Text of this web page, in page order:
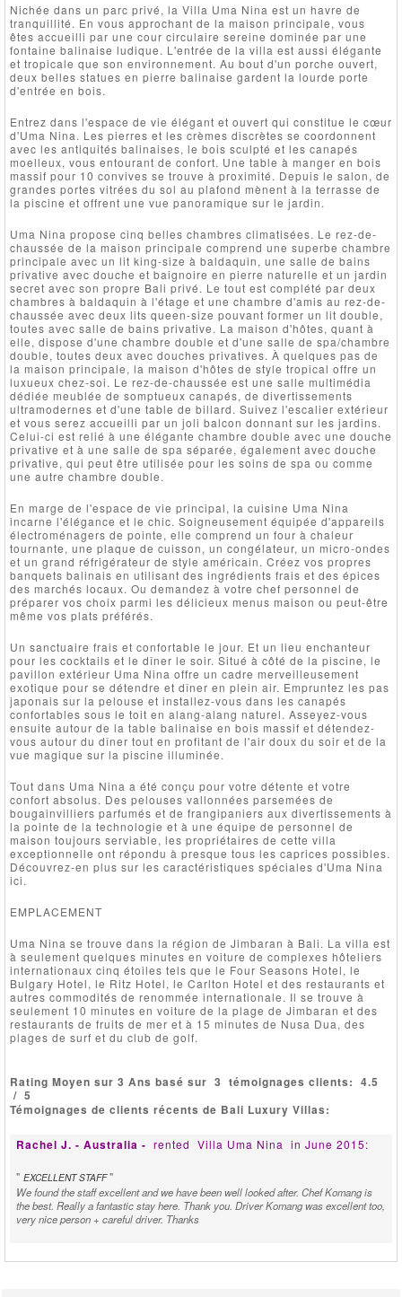
Nichée dans un parc privé, la Villa Uma Nina est un havre de
tranquillité. En vous approchant de la maison principale, vous
êtes accueilli par une cour circulaire sereine dominée par une
fontaine balinaise ludique. L'entrée de la villa est aussi élégante
et tropicale que son environnement. Au bout d'un porche ouvert,
deux belles statues en pierre balinaise gardent la lourde porte
d'entrée en bois.
Entrez dans l'espace de vie élégant et ouvert qui constitue le cœur
d'Uma Nina. Les pierres et les crèmes discrètes se coordonnent
avec les antiquités balinaises, le bois sculpté et les canapés
moelleux, vous entourant de confort. Une table à manger en bois
massif pour 10 convives se trouve à proximité. Depuis le salon, de
grandes portes vitrées du sol au plafond mènent à la terrasse de
la piscine et offrent une vue panoramique sur le jardin.
Uma Nina propose cinq belles chambres climatisées. Le rez-de-
chaussée de la maison principale comprend une superbe chambre
principale avec un lit king-size à baldaquin, une salle de bains
privative avec douche et baignoire en pierre naturelle et un jardin
secret avec son propre Bali privé. Le tout est complété par deux
chambres à baldaquin à l'étage et une chambre d'amis au rez-de-
chaussée avec deux lits queen-size pouvant former un lit double,
toutes avec salle de bains privative. La maison d'hôtes, quant à
elle, dispose d'une chambre double et d'une salle de spa/chambre
double, toutes deux avec douches privatives. À quelques pas de
la maison principale, la maison d'hôtes de style tropical offre un
luxueux chez-soi. Le rez-de-chaussée est une salle multimédia
dédiée meublée de somptueux canapés, de divertissements
ultramodernes et d'une table de billard. Suivez l'escalier extérieur
et vous serez accueilli par un joli balcon donnant sur les jardins.
Celui-ci est relié à une élégante chambre double avec une douche
privative et à une salle de spa séparée, également avec douche
privative, qui peut être utilisée pour les soins de spa ou comme
une autre chambre double.
En marge de l'espace de vie principal, la cuisine Uma Nina
incarne l'élégance et le chic. Soigneusement équipée d'appareils
électroménagers de pointe, elle comprend un four à chaleur
tournante, une plaque de cuisson, un congélateur, un micro-ondes
et un grand réfrigérateur de style américain. Créez vos propres
banquets balinais en utilisant des ingrédients frais et des épices
des marchés locaux. Ou demandez à votre chef personnel de
préparer vos choix parmi les délicieux menus maison ou peut-être
même vos plats préférés.
Un sanctuaire frais et confortable le jour. Et un lieu enchanteur
pour les cocktails et le dîner le soir. Situé à côté de la piscine, le
pavillon extérieur Uma Nina offre un cadre merveilleusement
exotique pour se détendre et dîner en plein air. Empruntez les pas
japonais sur la pelouse et installez-vous dans les canapés
confortables sous le toit en alang-alang naturel. Asseyez-vous
ensuite autour de la table balinaise en bois massif et détendez-
vous autour du dîner tout en profitant de l'air doux du soir et de la
vue magique sur la piscine illuminée.
Tout dans Uma Nina a été conçu pour votre détente et votre
confort absolus. Des pelouses vallonnées parsemées de
bougainvilliers parfumés et de frangipaniers aux divertissements à
la pointe de la technologie et à une équipe de personnel de
maison toujours serviable, les propriétaires de cette villa
exceptionnelle ont répondu à presque tous les caprices possibles.
Découvrez-en plus sur les caractéristiques spéciales d'Uma Nina
ici.
EMPLACEMENT
Uma Nina se trouve dans la région de Jimbaran à Bali. La villa est
à seulement quelques minutes en voiture de complexes hôteliers
internationaux cinq étoiles tels que le Four Seasons Hotel, le
Bulgary Hotel, le Ritz Hotel, le Carlton Hotel et des restaurants et
autres commodités de renommée internationale. Il se trouve à
seulement 10 minutes en voiture de la plage de Jimbaran et des
restaurants de fruits de mer et à 15 minutes de Nusa Dua, des
plages de surf et du club de golf.
Rating Moyen sur 3 Ans basé sur 3 témoignages clients: 4.5
/ 5
Témoignages de clients récents de Bali Luxury Villas:
Rachel J. - Australia - rented Villa Uma Nina in June 2015:
" EXCELLENT STAFF"
We found the staff excellent and we have been well looked after. Chef Komang is
the best. Really a fantastic stay here. Thank you. Driver Komang was excellent too,
very nice person + careful driver. Thanks